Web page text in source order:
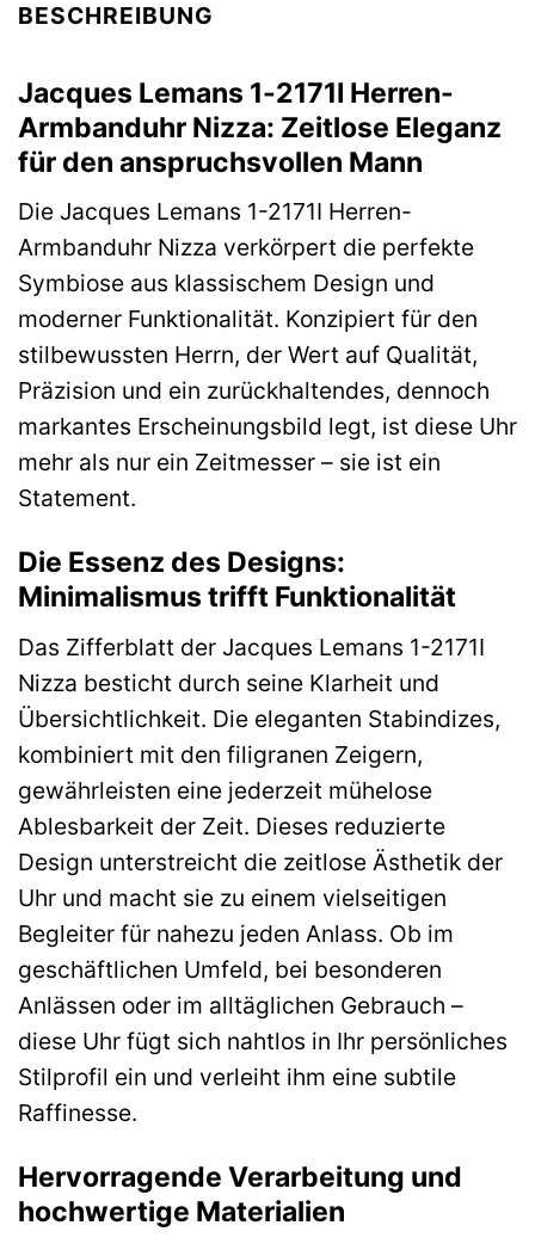
BESCHREIBUNG
Jacques Lemans 1-2171I Herren-
Armbanduhr Nizza: Zeitlose Eleganz
für den anspruchsvollen Mann
Die Jacques Lemans 1-2171I Herren-
Armbanduhr Nizza verkörpert die perfekte
Symbiose aus klassischem Design und
moderner Funktionalität. Konzipiert für den
stilbewussten Herrn, der Wert auf Qualität,
Präzision und ein zurückhaltendes, dennoch
markantes Erscheinungsbild legt, ist diese Uhr
mehr als nur ein Zeitmesser – sie ist ein
Statement.
Die Essenz des Designs:
Minimalismus trifft Funktionalität
Das Zifferblatt der Jacques Lemans 1-2171I
Nizza besticht durch seine Klarheit und
Übersichtlichkeit. Die eleganten Stabindizes,
kombiniert mit den filigranen Zeigern,
gewährleisten eine jederzeit mühelose
Ablesbarkeit der Zeit. Dieses reduzierte
Design unterstreicht die zeitlose Ästhetik der
Uhr und macht sie zu einem vielseitigen
Begleiter für nahezu jeden Anlass. Ob im
geschäftlichen Umfeld, bei besonderen
Anlässen oder im alltäglichen Gebrauch –
diese Uhr fügt sich nahtlos in Ihr persönliches
Stilprofil ein und verleiht ihm eine subtile
Raffinesse.
Hervorragende Verarbeitung und
hochwertige Materialien